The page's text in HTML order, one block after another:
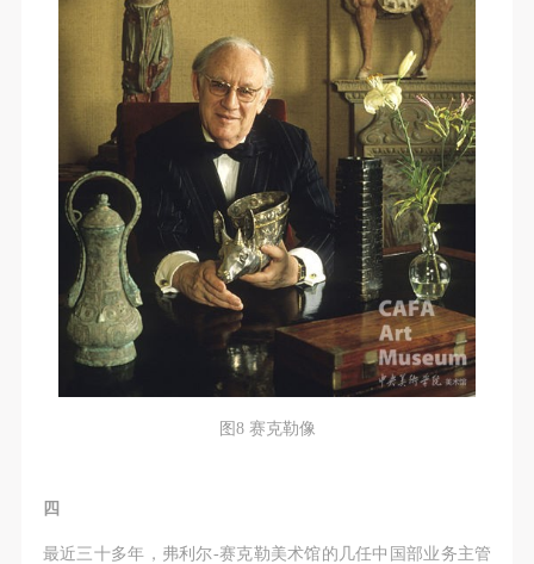
图8 赛克勒像
四
最近三十多年，弗利尔-赛克勒美术馆的几任中国部业务主管